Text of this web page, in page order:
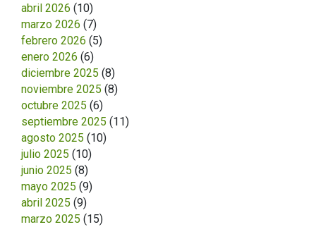
abril 2026 (10)
marzo 2026 (7)
febrero 2026 (5)
enero 2026 (6)
diciembre 2025 (8)
noviembre 2025 (8)
octubre 2025 (6)
septiembre 2025 (11)
agosto 2025 (10)
julio 2025 (10)
junio 2025 (8)
mayo 2025 (9)
abril 2025 (9)
marzo 2025 (15)